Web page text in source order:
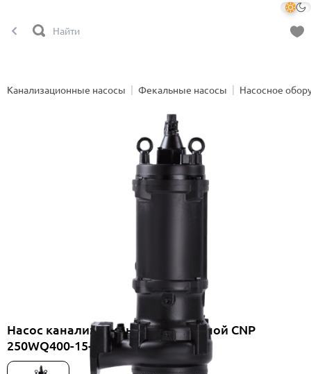
Канализационные насосы Фекальные насосы Насосное
Насос канализационный погружной CNP
250WQ400-15-30ES(I)